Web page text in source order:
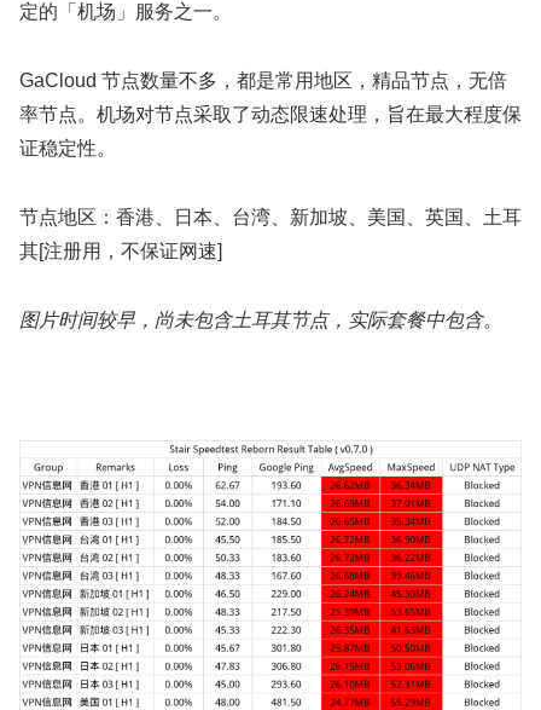
定的「机场」服务之一。
GaCloud 节点数量不多，都是常用地区，精品节点，无倍
率节点。机场对节点采取了动态限速处理，旨在最大程度保
证稳定性。
节点地区：香港、日本、台湾、新加坡、美国、英国、土耳
其[注册用，不保证网速]
图片时间较早，尚未包含土耳其节点，实际套餐中包含。